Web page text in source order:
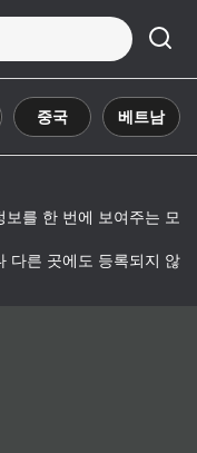
중국 베트남
보를 한 번에 보여주는 모
다른 곳에도 등록되지 않